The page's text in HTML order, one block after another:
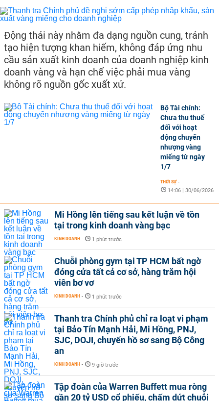
Động thái này nhằm đa dạng nguồn cung, tránh
tạo hiện tượng khan hiếm, không đáp ứng nhu
cầu sản xuất kinh doanh của doanh nghiệp kinh
doanh vàng và hạn chế việc phải mua vàng
không rõ nguồn gốc xuất xứ.
Bộ Tài chính:
Chưa thu thuế
đối với hoạt
động chuyển
nhượng vàng
miếng từ ngày
1/7
THỜI SỰ -
14:06 | 30/06/2026
Mi Hồng lên tiếng sau kết luận về tồn
tại trong kinh doanh vàng bạc
KINH DOANH - 1 phút trước
Chuỗi phòng gym tại TP HCM bất ngờ
đóng cửa tất cả cơ sở, hàng trăm hội
viên bơ vơ
KINH DOANH - 1 phút trước
Thanh tra Chính phủ chỉ ra loạt vi phạm
tại Bảo Tín Mạnh Hải, Mi Hồng, PNJ,
SJC, DOJI, chuyển hồ sơ sang Bộ Công
an
KINH DOANH - 9 giờ trước
Tập đoàn của Warren Buffett mua ròng
gần 20 tỷ USD cổ phiếu, chấm dứt chuỗi